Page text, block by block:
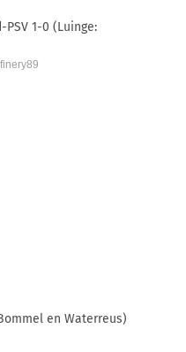
PSV 1-0 (Luinge:
en Waterreus)